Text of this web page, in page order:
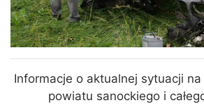
Informacje o aktualnej sytuacji
powiatu sanockiego i